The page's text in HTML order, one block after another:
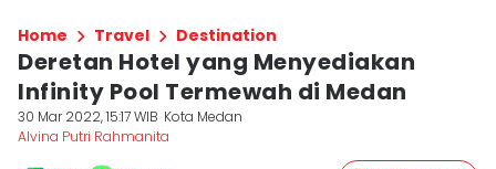
Home Travel Destination
Deretan Hotel yang Menyediakan
Infinity Pool Termewah di Medan
30 Mar 2022, 15:17 WIB Kota Medan
Alvina Putri Rahmanita